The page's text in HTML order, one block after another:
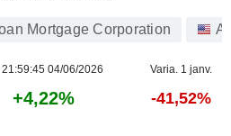
Mortgage Corporation
21:59:45 04/06/2026 Varia. 1 janv.
+4,22% -41,52%